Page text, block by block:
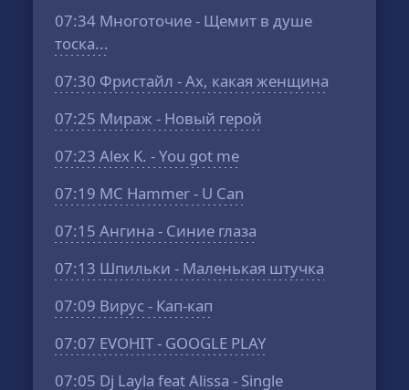
07:34 Многоточие - Щемит в душе
тоска...
07:30 Фристайл - Ах, какая женщина
07:25 Мираж - Новый герой
07:23 Alex K. - You got me
07:19 MC Hammer - U Can
07:15 Ангина - Синие глаза
07:13 Шпильки - Маленькая штучка
07:09 Вирус - Кап-кап
07:07 EVOHIT - GOOGLE PLAY
07:05 Dj Layla feat Alissa - Single